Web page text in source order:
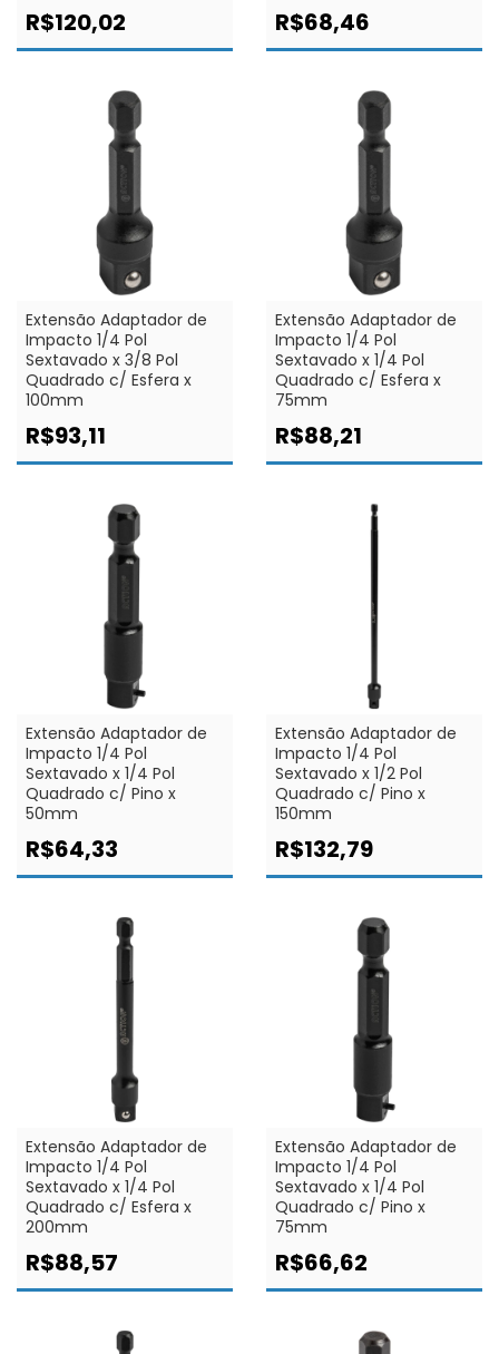
R$120,02 R$68,46
Extensão Adaptador de
Impacto 1/4 Pol
Sextavado x 3/8 Pol
Quadrado c/ Esfera x
100mm
R$93,11
Extensão Adaptador de
Impacto 1/4 Pol
Sextavado x 1/4 Pol
Quadrado c/ Esfera x
75mm
R$88,21
Extensão Adaptador de
Impacto 1/4 Pol
Sextavado x 1/4 Pol
Quadrado c/ Pino x
50mm
R$64,33
Extensão Adaptador de
Impacto 1/4 Pol
Sextavado x 1/2 Pol
Quadrado c/ Pino x
150mm
R$132,79
Extensão Adaptador de
Impacto 1/4 Pol
Sextavado x 1/4 Pol
Quadrado c/ Esfera x
200mm
R$88,57
Extensão Adaptador de
Impacto 1/4 Pol
Sextavado x 1/4 Pol
Quadrado c/ Pino x
75mm
R$66,62